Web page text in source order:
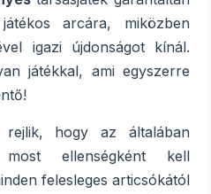
arcára, miközben
igazi újdonságot kínál.
játékkal, ami egyszerre
rejlik, hogy az általában
ellenségként kell
felesleges articsókától